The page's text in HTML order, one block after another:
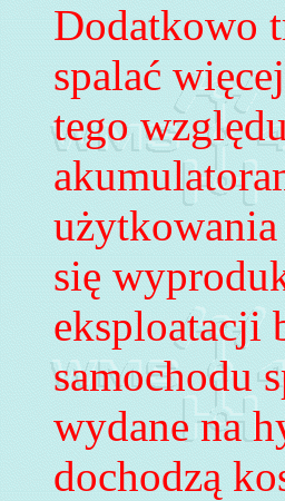
Dodatkowo
spalać
tego
się
eksploatacji
samochodu
wydane na
dochodzą